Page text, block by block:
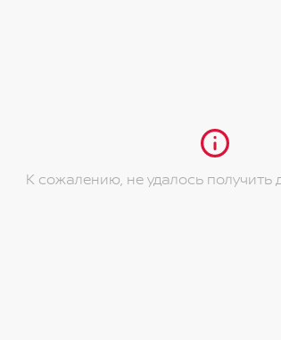
К сожалению, не удалось получить